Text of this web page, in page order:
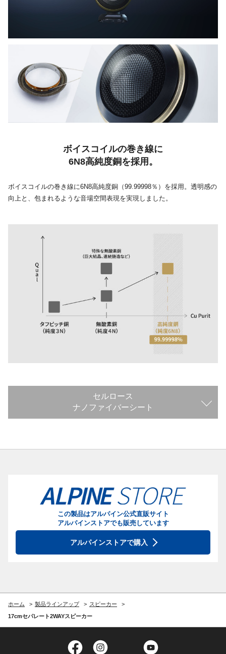
ボイスコイルの巻き線に
6N8高純度銅を採用。
ボイスコイルの巻き線に6N8高純度銅（99.99998％）を採用。透明感の
向上と、包まれるような音場空間表現を実現しました。
セルロース
ナノファイバーシート
この製品はアルパイン公式直販サイト
アルパインストアでも販売しています
アルパインストアで購入
ホーム 製品ラインアップ
スピーカー
17cmセパレート2WAYスピーカー
Facebook Twitter